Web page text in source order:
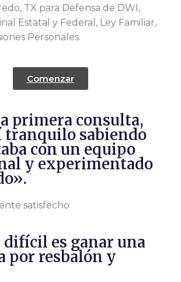
TX para Defensa de DWI,
Estatal y Federal, Ley Familiar,
Personales.
Comenzar
primera consulta,
tranquilo sabiendo
con un equipo
y experimentado
satisfecho
difícil es ganar una
por resbalón y